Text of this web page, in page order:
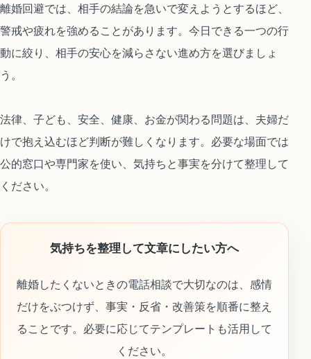
離婚回避では、相手の結論を急いで変えようとするほど、
警戒や疲れを強めることがあります。今日できる一つの行
動に絞り、相手の安心を減らさない進め方を選びましょ
う。
法律、子ども、安全、健康、お金が関わる問題は、夫婦だ
けで抱え込むほど判断が難しくなります。必要な場面では
公的窓口や専門家を使い、気持ちと事実を分けて整理して
ください。
気持ちを整理して文章にしたい方へ
離婚したくないときの電話相談で大切なのは、感情
だけをぶつけず、事実・反省・改善策を順番に整え
ることです。必要に応じてテンプレートも活用して
ください。